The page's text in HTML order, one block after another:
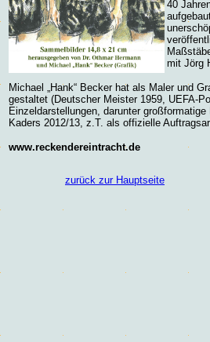
40
mit Jörg
Michael „Hank“ Becker hat als Maler und
gestaltet (Deutscher Meister 1959, UEFA-
Einzeldarstellungen, darunter
Kaders 2012/13, z.T. als offizielle
www.reckendereintracht.de
zurück zur Hauptseite